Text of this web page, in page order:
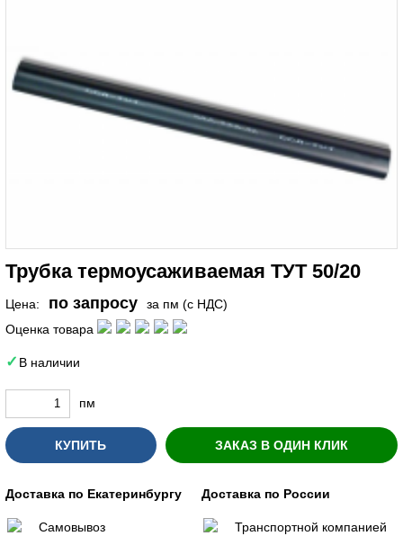
Трубка термоусаживаемая ТУТ 50/20
Цена: по запросу
за пм (с НДС)
Оценка товара
В наличии
пм
КУПИТЬ ЗАКАЗ В ОДИН КЛИК
Доставка по Екатеринбургу
Самовывоз
Доставка по России
Транспортной компанией